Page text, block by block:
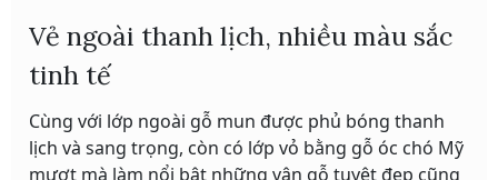
Vẻ ngoài thanh lịch, nhiều màu sắc
tinh tế
Cùng với lớp ngoài gỗ mun được phủ bóng thanh
lịch và sang trọng, còn có lớp vỏ bằng gỗ óc chó Mỹ
mượt mà làm nổi bật những vân gỗ tuyệt đẹp cũng